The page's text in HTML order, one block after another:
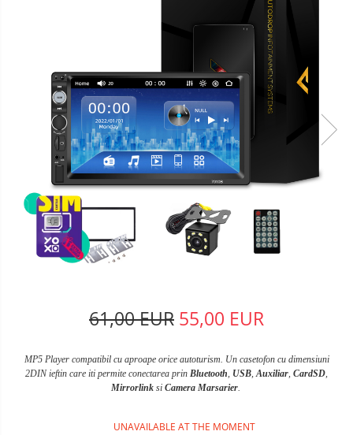
61,00 EUR 55,00 EUR
MP5 Player compatibil cu aproape orice autoturism. Un casetofon cu dimensiuni
2DIN ieftin care iti permite conectarea prin Bluetooth, USB,Auxiliar, CardSD,
Mirrorlinksi Camera Marsarier.
UNAVAILABLE AT THE MOMENT